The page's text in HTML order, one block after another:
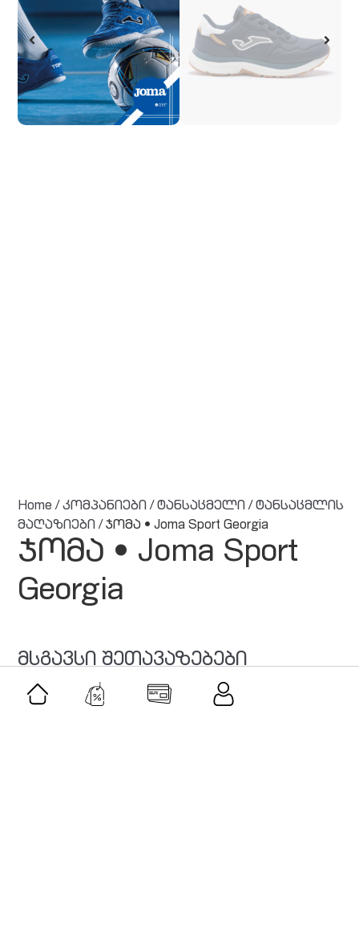
Home /კომპანიები /ტანსაცმელი /ტანსაცმლის
მაღაზიები / ჯომა • Joma Sport Georgia
ჯომა • Joma Sport
Georgia
მსგავსი შეთავაზებები